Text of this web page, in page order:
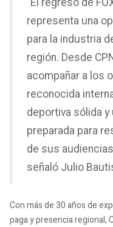
representa una
para la industria
región. Desde
acompañar a los
reconocida
deportiva sólida
preparada para
de sus
señaló Julio
Con más de 30 años de
paga y presencia regional,